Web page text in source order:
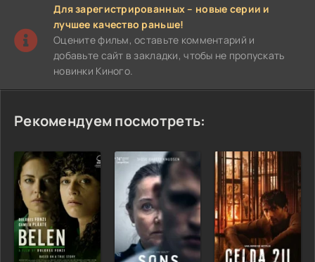
Для зарегистрированных – новые серии и
лучшее качество раньше!
Оцените фильм, оставьте комментарий и
добавьте сайт в закладки, чтобы не пропускать
новинки Киного.
Рекомендуем посмотреть: